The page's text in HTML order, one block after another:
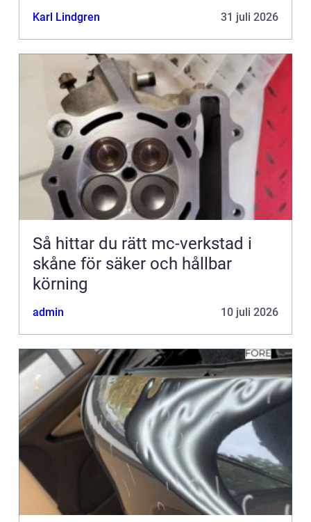
Karl Lindgren 31 juli 2026
Så hittar du rätt mc-verkstad i
skåne för säker och hållbar
körning
admin 10 juli 2026